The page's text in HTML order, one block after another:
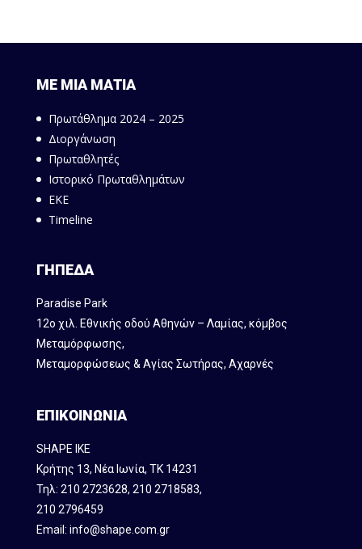
ΜΕ ΜΙΑ ΜΑΤΙΑ
Πρωτάθλημα 2024 – 2025
Διοργάνωση
Πρωταθλητές
Ιστορικό Πρωταθλημάτων
ΕΚΕ
Timeline
ΓΗΠΕΔΑ
Paradise Park
12ο χιλ. Εθνικής οδού Αθηνών – Λαμίας, κόμβος
Mεταμόρφωσης,
Μεταμορφώσεως & Αγίας Σωτήρας, Αχαρνές
ΕΠΙΚΟΙΝΩΝΙΑ
SHAPE IKE
Κρήτης 13, Νέα Ιωνία, ΤΚ 14231
Τηλ: 210 2723628, 210 2718583,
210 2796459
Email: info@shape.com.gr